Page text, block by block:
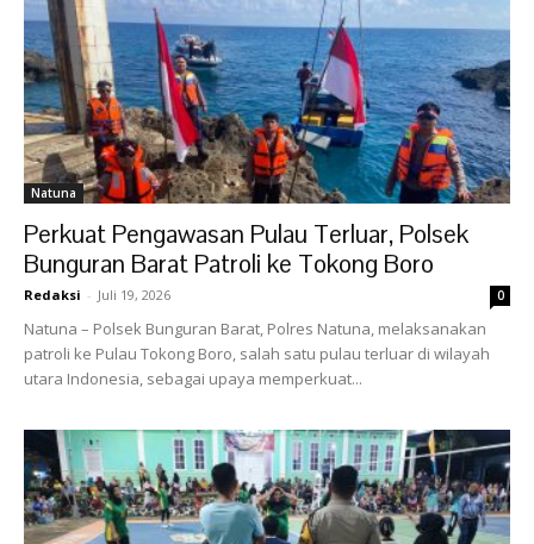
Natuna
Perkuat Pengawasan Pulau Terluar, Polsek
Bunguran Barat Patroli ke Tokong Boro
Redaksi - Juli 19, 2026 0
Natuna – Polsek Bunguran Barat, Polres Natuna, melaksanakan
patroli ke Pulau Tokong Boro, salah satu pulau terluar di wilayah
utara Indonesia, sebagai upaya memperkuat...